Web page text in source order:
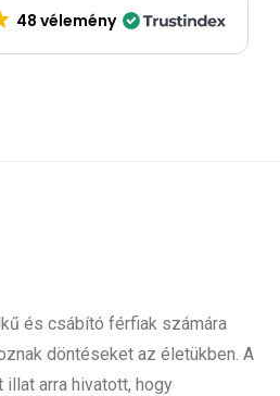
48 vélemény
és csábító férfiak számára
döntéseket az életükben. A
arra hivatott, hogy